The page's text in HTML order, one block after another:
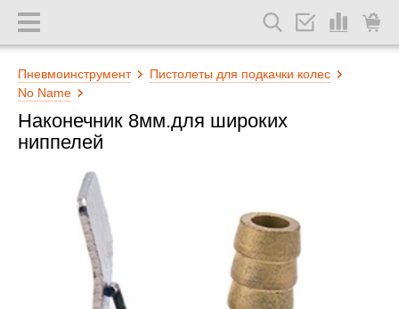
Пневмоинструмент
Пистолеты для подкачки колес
No Name
Наконечник 8мм.для широких
ниппелей